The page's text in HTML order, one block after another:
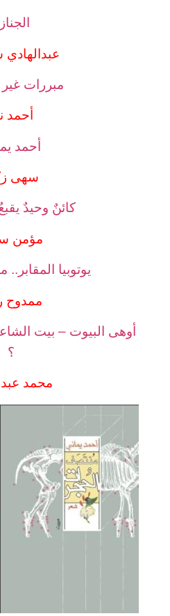
مبررات
أحمد
أحمد
سهى
كائنٌ وحيدٌ
مؤمن
يوتوبيا
ممدوح
أوهى البيوت – بيت
؟
محمد عبد